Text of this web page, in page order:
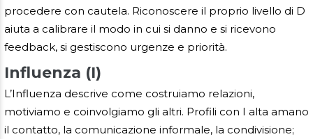
procedere con cautela. Riconoscere il proprio livello di D
aiuta a calibrare il modo in cui si danno e si ricevono
feedback, si gestiscono urgenze e priorità.
Influenza (I)
L’Influenza descrive come costruiamo relazioni,
motiviamo e coinvolgiamo gli altri. Profili con I alta amano
il contatto, la comunicazione informale, la condivisione;